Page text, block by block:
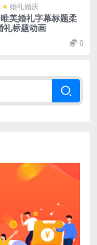
婚礼婚庆
美婚礼字幕标题柔
礼标题动画
0